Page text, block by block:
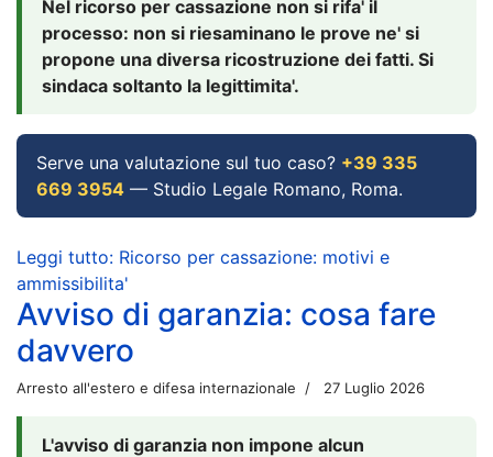
Nel ricorso per cassazione non si rifa' il
processo: non si riesaminano le prove ne' si
propone una diversa ricostruzione dei fatti. Si
sindaca soltanto la legittimita'.
Serve una valutazione sul tuo caso? +39 335
669 3954 — Studio Legale Romano, Roma.
Leggi tutto: Ricorso per cassazione: motivi e
ammissibilita'
Avviso di garanzia: cosa fare
davvero
Arresto all'estero e difesa internazionale 27 Luglio 2026
L'avviso di garanzia non impone alcun